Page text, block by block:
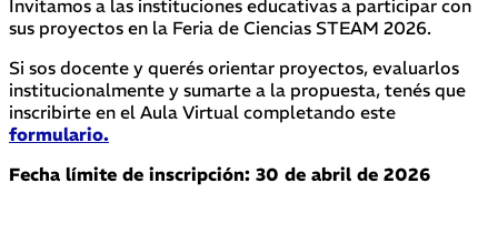
Invitamos a las instituciones educativas a participar con
sus proyectos en la Feria de Ciencias STEAM 2026.
Si sos docente y querés orientar proyectos, evaluarlos
institucionalmente y sumarte a la propuesta, tenés que
inscribirte en el Aula Virtual completando este
formulario.
Fecha límite de inscripción: 30 de abril de 2026